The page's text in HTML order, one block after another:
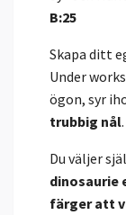
B:25
Skapa ditt
Under
ögon, syr
trubbig nål.
Du väljer
dinosaurie
färger att